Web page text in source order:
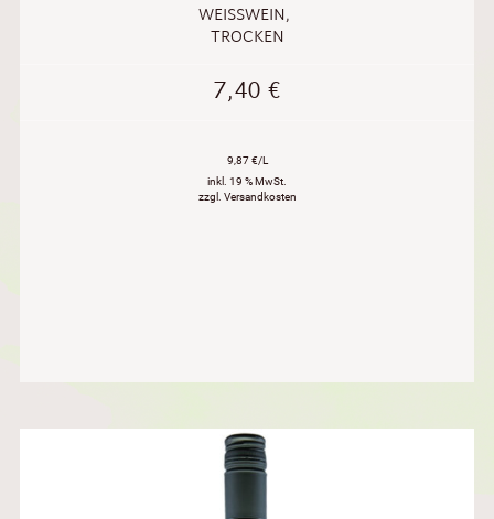
WEISSWEIN ,
TROCKEN
7,40€
9,87 €/L
inkl. 19 % MwSt.
zzgl. Versandkosten